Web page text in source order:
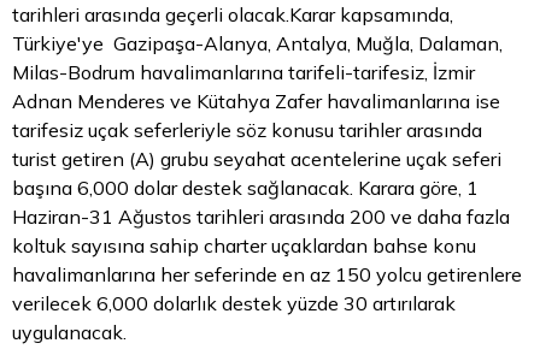
tarihleri arasında geçerli olacak.Karar kapsamında,
Türkiye'ye Gazipaşa-Alanya, Antalya, Muğla, Dalaman,
Milas-Bodrum havalimanlarına tarifeli-tarifesiz, İzmir
Adnan Menderes ve Kütahya Zafer havalimanlarına ise
tarifesiz uçak seferleriyle söz konusu tarihler arasında
turist getiren (A) grubu seyahat acentelerine uçak seferi
başına 6,000 dolardestek sağlanacak. Karara göre, 1
Haziran-31 Ağustos tarihleri arasında 200 ve daha fazla
koltuk sayısına sahip charter uçaklardan bahse konu
havalimanlarına her seferinde en az 150 yolcu getirenlere
verilecek 6,000 dolarlık destek yüzde 30 artırılarak
uygulanacak.